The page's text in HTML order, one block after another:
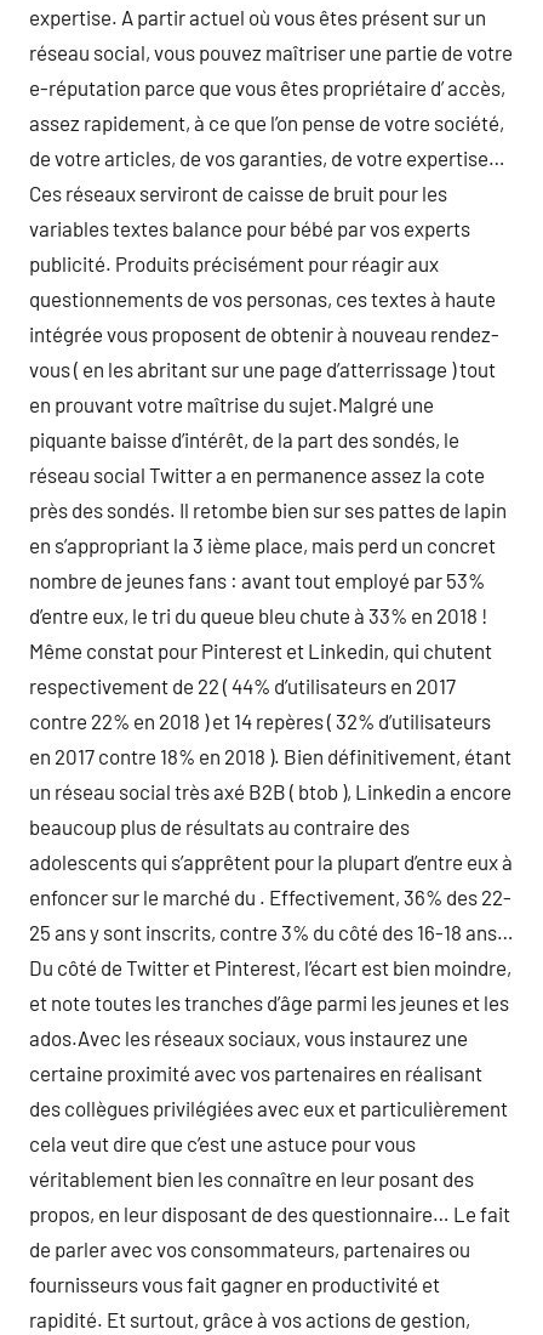
expertise. A partir actuel où vous êtes présent sur un
réseau social, vous pouvez maîtriser une partie de votre
e-réputation parce que vous êtes propriétaire d’ accès,
assez rapidement, à ce que l’on pense de votre société,
de votre articles, de vos garanties, de votre expertise…
Ces réseaux serviront de caisse de bruit pour les
variables textes balance pour bébé par vos experts
publicité. Produits précisément pour réagir aux
questionnements de vos personas, ces textes à haute
intégrée vous proposent de obtenir à nouveau rendez-
vous ( en les abritant sur une page d’atterrissage ) tout
en prouvant votre maîtrise du sujet.Malgré une
piquante baisse d’intérêt, de la part des sondés, le
réseau social Twitter a en permanence assez la cote
près des sondés. Il retombe bien sur ses pattes de lapin
en s’appropriant la 3 ième place, mais perd un concret
nombre de jeunes fans : avant tout employé par 53%
d’entre eux, le tri du queue bleu chute à 33% en 2018 !
Même constat pour Pinterest et Linkedin, qui chutent
respectivement de 22 ( 44% d’utilisateurs en 2017
contre 22% en 2018 ) et 14 repères ( 32% d’utilisateurs
en 2017 contre 18% en 2018 ). Bien définitivement, étant
un réseau social très axé B2B ( btob ), Linkedin a encore
beaucoup plus de résultats au contraire des
adolescents qui s’apprêtent pour la plupart d’entre eux à
enfoncer sur le marché du . Effectivement, 36% des 22-
25 ans y sont inscrits, contre 3% du côté des 16-18 ans…
Du côté de Twitter et Pinterest, l’écart est bien moindre,
et note toutes les tranches d’âge parmi les jeunes et les
ados.Avec les réseaux sociaux, vous instaurez une
certaine proximité avec vos partenaires en réalisant
des collègues privilégiées avec eux et particulièrement
cela veut dire que c’est une astuce pour vous
véritablement bien les connaître en leur posant des
propos, en leur disposant de des questionnaire… Le fait
de parler avec vos consommateurs, partenaires ou
fournisseurs vous fait gagner en productivité et
rapidité. Et surtout, grâce à vos actions de gestion,